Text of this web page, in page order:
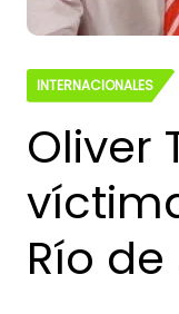
INTERNACIONALES
Oliver
Río